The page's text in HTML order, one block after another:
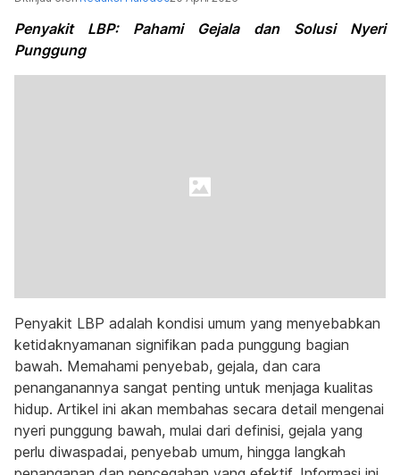
Penyakit LBP: Pahami Gejala dan Solusi Nyeri
Punggung
Penyakit LBP adalah kondisi umum yang menyebabkan
ketidaknyamanan signifikan pada punggung bagian
bawah. Memahami penyebab, gejala, dan cara
penanganannya sangat penting untuk menjaga kualitas
hidup. Artikel ini akan membahas secara detail mengenai
nyeri punggung bawah, mulai dari definisi, gejala yang
perlu diwaspadai, penyebab umum, hingga langkah